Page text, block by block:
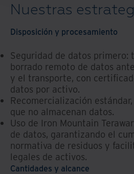
Nuestras
Disposición y procesamiento
Seguridad de datos
borrado remoto de datos
y el transporte, con
datos por activo.
Recomercialización
que no almacenan datos.
Uso de Iron Mountain
de datos, garantizando el
normativa de residuos y
legales de activos.
Cantidades y alcance